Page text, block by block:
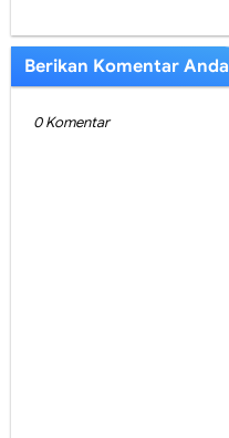
Berikan Komentar Anda
0 Komentar